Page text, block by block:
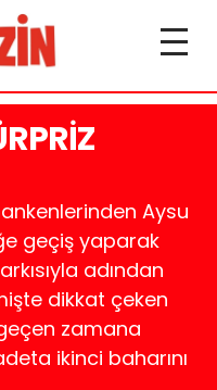
Aysu
geçiş yaparak
adından
dikkat çeken
zamana
ikinci baharını